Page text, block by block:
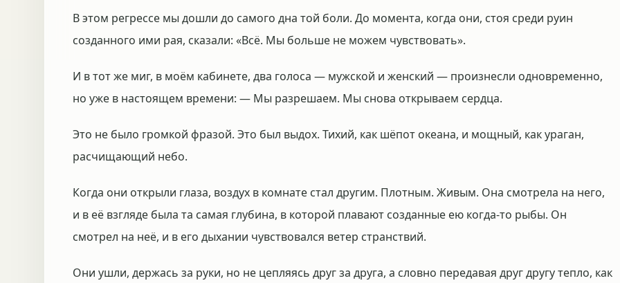
В этом регрессе мы дошли до самого дна той боли. До момента, когда они, стоя среди руин
созданного ими рая, сказали: «Всё. Мы больше не можем чувствовать».
И в тот же миг, в моём кабинете, два голоса — мужской и женский — произнесли одновременно,
но уже в настоящем времени: — Мы разрешаем. Мы снова открываем сердца.
Это не было громкой фразой. Это был выдох. Тихий, как шёпот океана, и мощный, как ураган,
расчищающий небо.
Когда они открыли глаза, воздух в комнате стал другим. Плотным. Живым. Она смотрела на него,
и в её взгляде была та самая глубина, в которой плавают созданные ею когда-то рыбы. Он
смотрел на неё, и в его дыхании чувствовался ветер странствий.
Они ушли, держась за руки, но не цепляясь друг за друга, а словно передавая друг другу тепло, как